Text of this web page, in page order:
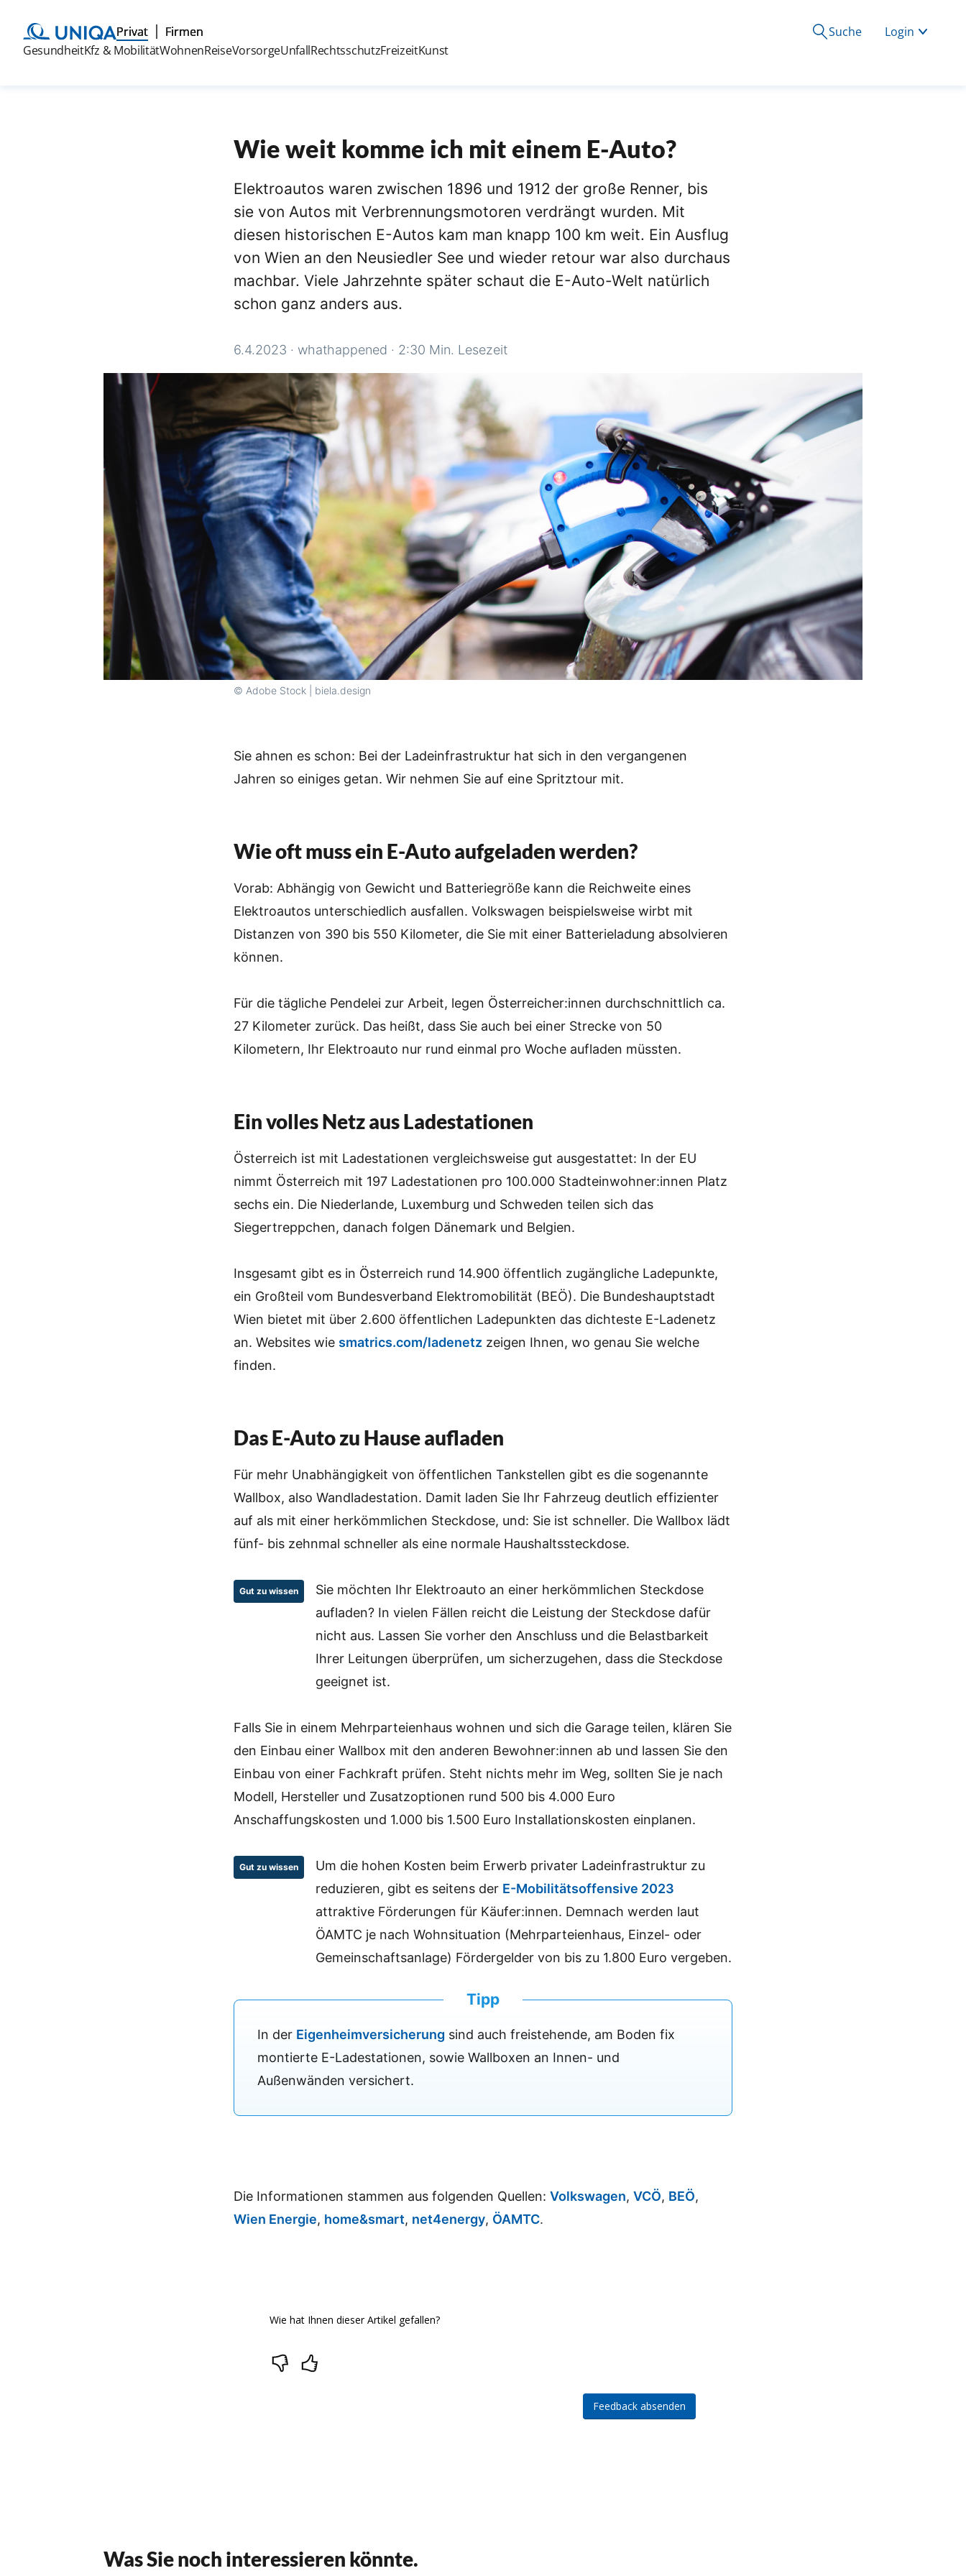
Privat Firmen Suche
Login
GesundheitKfz & MobilitätWohnenReiseVorsorgeUnfallRechtsschutzFreizeitKunst
Wie weit komme ich mit einem E-Auto?
Elektroautos waren zwischen 1896 und 1912 der große Renner, bis
sie von Autos mit Verbrennungsmotoren verdrängt wurden. Mit
diesen historischen E-Autos kam man knapp 100 km weit. Ein Ausflug
von Wien an den Neusiedler See und wieder retour war also durchaus
machbar. Viele Jahrzehnte später schaut die E-Auto-Welt natürlich
schon ganz anders aus.
6.4.2023 · whathappened · 2:30 Min. Lesezeit
© Adobe Stock | biela.design
Sie ahnen es schon: Bei der Ladeinfrastruktur hat sich in den vergangenen
Jahren so einiges getan. Wir nehmen Sie auf eine Spritztour mit.
Wie oft muss ein E-Auto aufgeladen werden?
Vorab: Abhängig von Gewicht und Batteriegröße kann die Reichweite eines
Elektroautos unterschiedlich ausfallen. Volkswagen beispielsweise wirbt mit
Distanzen von 390 bis 550 Kilometer, die Sie mit einer Batterieladung absolvieren
können.
Für die tägliche Pendelei zur Arbeit, legen Österreicher:innen durchschnittlich ca.
27 Kilometer zurück. Das heißt, dass Sie auch bei einer Strecke von 50
Kilometern, Ihr Elektroauto nur rund einmal pro Woche aufladen müssten.
Ein volles Netz aus Ladestationen
Österreich ist mit Ladestationen vergleichsweise gut ausgestattet: In der EU
nimmt Österreich mit 197 Ladestationen pro 100.000 Stadteinwohner:innen Platz
sechs ein. Die Niederlande, Luxemburg und Schweden teilen sich das
Siegertreppchen, danach folgen Dänemark und Belgien.
Insgesamt gibt es in Österreich rund 14.900 öffentlich zugängliche Ladepunkte,
ein Großteil vom Bundesverband Elektromobilität (BEÖ). Die Bundeshauptstadt
Wien bietet mit über 2.600 öffentlichen Ladepunkten das dichteste E-Ladenetz
an. Websites wie smatrics.com/ladenetz zeigen Ihnen, wo genau Sie welche
finden.
Das E-Auto zu Hause aufladen
Für mehr Unabhängigkeit von öffentlichen Tankstellen gibt es die sogenannte
Wallbox, also Wandladestation. Damit laden Sie Ihr Fahrzeug deutlich effizienter
auf als mit einer herkömmlichen Steckdose, und: Sie ist schneller. Die Wallbox lädt
fünf- bis zehnmal schneller als eine normale Haushaltssteckdose.
Gut zu wissen
Sie möchten Ihr Elektroauto an einer herkömmlichen Steckdose
aufladen? In vielen Fällen reicht die Leistung der Steckdose dafür
nicht aus. Lassen Sie vorher den Anschluss und die Belastbarkeit
Ihrer Leitungen überprüfen, um sicherzugehen, dass die Steckdose
geeignet ist.
Falls Sie in einem Mehrparteienhaus wohnen und sich die Garage teilen, klären Sie
den Einbau einer Wallbox mit den anderen Bewohner:innen ab und lassen Sie den
Einbau von einer Fachkraft prüfen. Steht nichts mehr im Weg, sollten Sie je nach
Modell, Hersteller und Zusatzoptionen rund 500 bis 4.000 Euro
Anschaffungskosten und 1.000 bis 1.500 Euro Installationskosten einplanen.
Gut zu wissen
Um die hohen Kosten beim Erwerb privater Ladeinfrastruktur zu
reduzieren, gibt es seitens der E-Mobilitätsoffensive 2023
attraktive Förderungen für Käufer:innen. Demnach werden laut
ÖAMTC je nach Wohnsituation (Mehrparteienhaus, Einzel- oder
Gemeinschaftsanlage) Fördergelder von bis zu 1.800 Euro vergeben.
Tipp
In der Eigenheimversicherung sind auch freistehende, am Boden fix
montierte E-Ladestationen, sowie Wallboxen an Innen- und
Außenwänden versichert.
Die Informationen stammen aus folgenden Quellen:Volkswagen,VCÖ, BEÖ,
Wien Energie, home&smart, net4energy, ÖAMTC.
Was Sie noch interessieren könnte.